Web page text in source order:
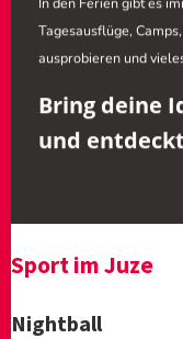
Tagesausflüge,
ausprobieren und
Bring deine
und
Sport im Juze
Nightball